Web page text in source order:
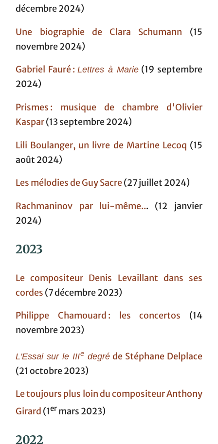
décembre 2024)
Une biographie de Clara Schumann (15
novembre 2024)
Gabriel Fauré :Lettres à Marie(19 septembre
2024)
Prismes : musique de chambre d'Olivier
Kaspar(13 septembre 2024)
Lili Boulanger, un livre de Martine Lecoq (15
août 2024)
Les mélodies de Guy Sacre(27 juillet 2024)
Rachmaninov par lui-même... (12 janvier
2024)
2023
Le compositeur Denis Levaillant dans ses
cordes (7 décembre 2023)
Philippe Chamouard : les concertos (14
novembre 2023)
L'Essai sur le IIIedegréde Stéphane Delplace
(21 octobre 2023)
Le toujours plus loin du compositeur Anthony
Girard (1er mars 2023)
2022